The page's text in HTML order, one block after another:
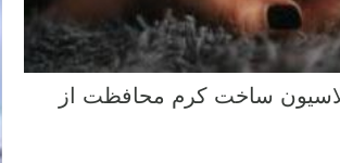
ساخت کرم محافظت از